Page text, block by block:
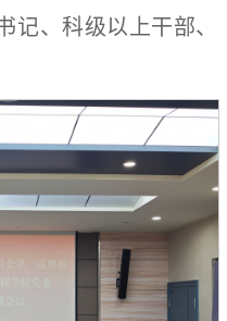
记、科级以上干部、